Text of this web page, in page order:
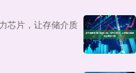
芯片，让存储介质